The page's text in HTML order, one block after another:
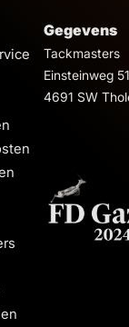
Gegevens
Tackmasters
Einsteinweg 51
4691 SW